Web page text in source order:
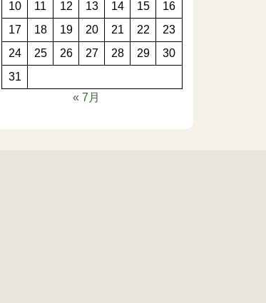
10
11 12 13 14 15
16
17
18 19 20 21 22
23
24
25 26 27 28 29
30
31
« 7月